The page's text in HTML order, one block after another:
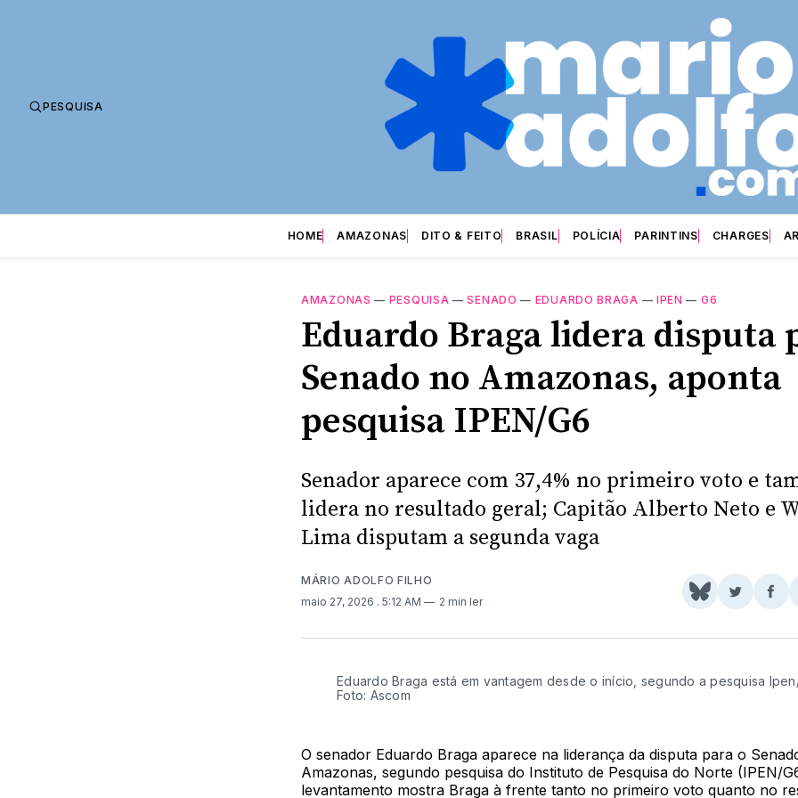
PESQUISA
HOME AMAZONAS DITO & FEITO BRASIL POLÍCIA PARINTINS CHARGES
AMAZONAS — PESQUISA —SENADO — EDUARDO BRAGA — IPEN — G6
Eduardo Braga lidera disputa
Senado no Amazonas, aponta
pesquisa IPEN/G6
Senador aparece com 37,4% no primeiro voto e
lidera no resultado geral; Capitão Alberto Neto e
Lima disputam a segunda vaga
MÁRIO ADOLFO FILHO
maio 27, 2026 . 5:12 AM 2 min ler
Share
BlueSkyTwitter
Eduardo Braga está em vantagem desde o início, segundo a pesquisa
Foto: Ascom
O senador Eduardo Braga aparece na liderança da disputa para o
Amazonas, segundo pesquisa do Instituto de Pesquisa do Norte (IPEN/
levantamento mostra Braga à frente tanto no primeiro voto quanto no